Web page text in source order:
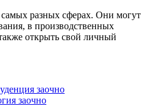
разных сферах. Они могут
в производственных
открыть свой личный
заочно
заочно